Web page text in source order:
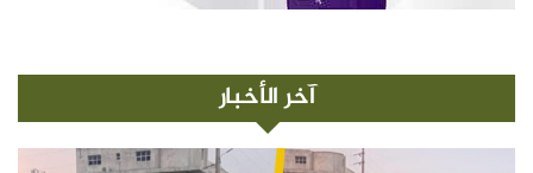
آخر الأخبار